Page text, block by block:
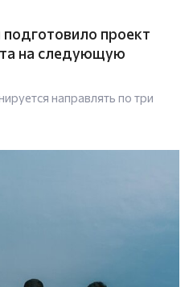
проект
на следующую
направлять по три